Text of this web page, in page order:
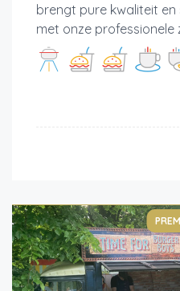
brengt pure kwaliteit
met onze professionele